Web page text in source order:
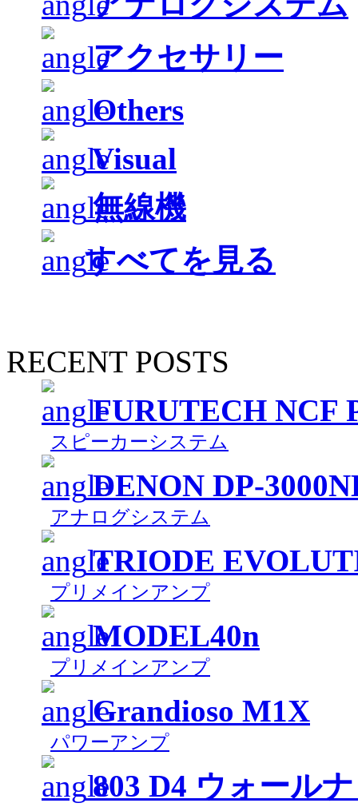
アクセサリー
Others
Visual
無線機
すべてを見る
RECENT POSTS
FURUTECH NCF
スピーカーシステム
DENON DP-
アナログシステム
TRIODE
プリメインアンプ
MODEL40n
プリメインアンプ
Grandioso M1X
パワーアンプ
803 D4 ウォール